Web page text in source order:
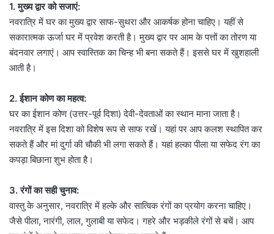
1. मुख्य द्वार को सजाएं:
नवरात्रि में घर का मुख्य द्वार साफ-सुथरा और आकर्षक होना चाहिए। यहीं से
सकारात्मक ऊर्जा घर में प्रवेश करती है। मुख्य द्वार पर आम के पत्तों का तोरण या
बंदनवार लगाएं। आप स्वास्तिक का चिन्ह भी बना सकते हैं। इससे घर में खुशहाली
आती है।
2. ईशान कोण का महत्व:
घर का ईशान कोण (उत्तर-पूर्व दिशा) देवी-देवताओं का स्थान माना जाता है।
नवरात्रि में इस दिशा को विशेष रूप से साफ रखें। यहां पर आप कलश स्थापित कर
सकते हैं और मां दुर्गा की चौकी भी लगा सकते हैं। यहां हल्का पीला या सफेद रंग का
कपड़ा बिछाना शुभ होता है।
3. रंगों का सही चुनाव:
वास्तु के अनुसार, नवरात्रि में हल्के और सात्विक रंगों का प्रयोग करना चाहिए।
जैसे पीला, नारंगी, लाल, गुलाबी या सफेद। गहरे और भड़कीले रंगों से बचें। आप